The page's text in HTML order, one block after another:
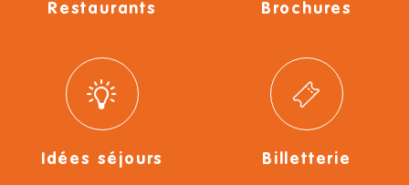
Restaurants Brochures
Idées séjours Billetterie